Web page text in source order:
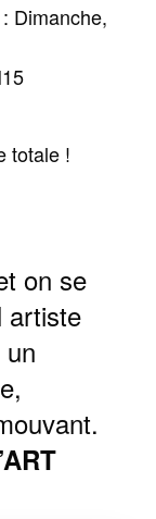
Dimanche,
totale !
on se
artiste